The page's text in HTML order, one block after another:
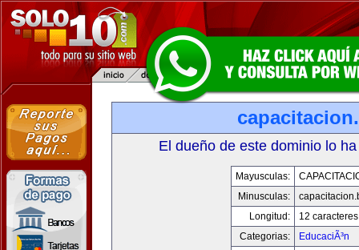
El dueño de este dominio lo
Mayusculas:
Minusculas:
Longitud:
12 caracteres
Categorias:
EducaciÃ³n